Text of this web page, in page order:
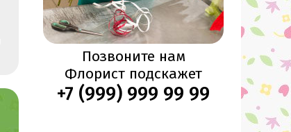
Позвоните нам
Флорист подскажет
+7 (999) 999 99 99